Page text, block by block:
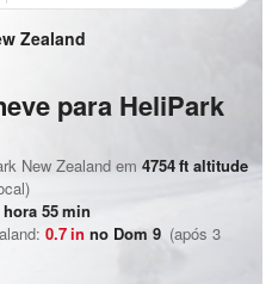
Zealand
para HeliPark
New Zealand em 4754ft altitude
hora 55min
0.7in no Dom 9 (após 3